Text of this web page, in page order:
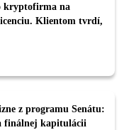
kryptofirma na
Klientom tvrdí,
z programu Senátu:
finálnej kapitulácii